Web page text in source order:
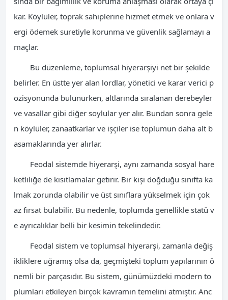
kar. Köylüler, toprak sahiplerine hizmet etmek ve onlara v
ergi ödemek suretiyle korunma ve güvenlik sağlamayı a
maçlar.
Bu düzenleme, toplumsal hiyerarşiyi net bir şekilde
belirler. En üstte yer alan lordlar, yönetici ve karar verici p
ozisyonunda bulunurken, altlarında sıralanan derebeyler
ve vasallar gibi diğer soylular yer alır. Bundan sonra gele
n köylüler, zanaatkarlar ve işçiler ise toplumun daha alt b
asamaklarında yer alırlar.
Feodal sistemde hiyerarşi, aynı zamanda sosyal hare
ketliliğe de kısıtlamalar getirir. Bir kişi doğduğu sınıfta ka
lmak zorunda olabilir ve üst sınıflara yükselmek için çok
az fırsat bulabilir. Bu nedenle, toplumda genellikle statü v
e ayrıcalıklar belli bir kesimin tekelindedir.
Feodal sistem ve toplumsal hiyerarşi, zamanla değiş
ikliklere uğramış olsa da, geçmişteki toplum yapılarının ö
nemli bir parçasıdır. Bu sistem, günümüzdeki modern to
plumları etkileyen birçok kavramın temelini atmıştır. Anc